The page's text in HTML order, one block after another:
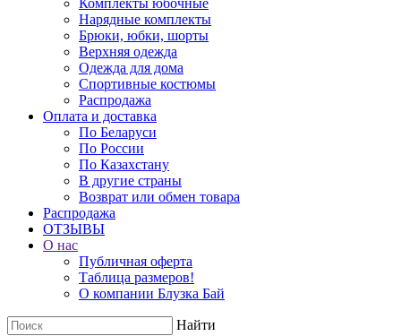
Нарядные комплекты
Брюки, юбки, шорты
Верхняя одежда
Одежда для дома
Спортивные костюмы
Распродажа
Оплата и доставка
По Беларуси
По России
По Казахстану
В другие страны
Возврат или обмен товара
Распродажа
ОТЗЫВЫ
О нас
Публичная оферта
Таблица размеров!
О компании Блузка Бай
Найти